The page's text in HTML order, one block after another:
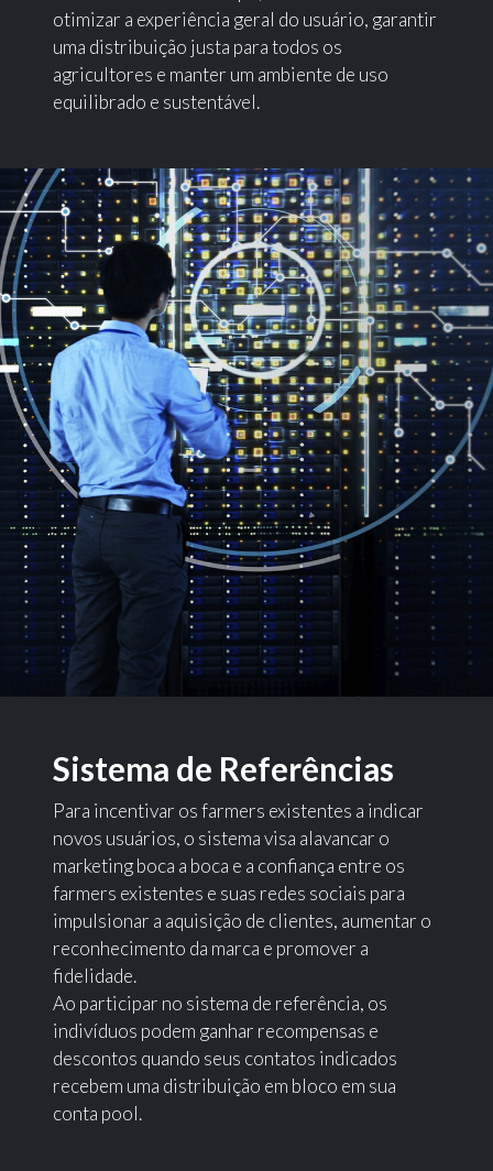
otimizar a experiência geral do usuário, garantir
uma distribuição justa para todos os
agricultores e manter um ambiente de uso
equilibrado e sustentável.
Sistema de Referências
Para incentivar os farmers existentes a indicar
novos usuários, o sistema visa alavancar o
marketing boca a boca e a confiança entre os
farmers existentes e suas redes sociais para
impulsionar a aquisição de clientes, aumentar o
reconhecimento da marca e promover a
fidelidade.
Ao participar no sistema de referência, os
indivíduos podem ganhar recompensas e
descontos quando seus contatos indicados
recebem uma distribuição em bloco em sua
conta pool.